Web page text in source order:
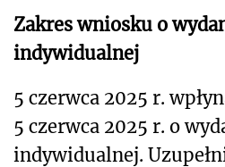
Zakres wniosku o
indywidualnej
5 czerwca 2025 r.
5 czerwca 2025 r. o
indywidualnej.